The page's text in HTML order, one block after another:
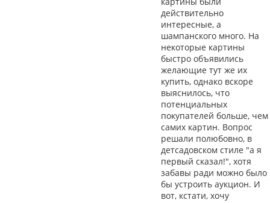
действительно
интересные, а
шампанского много. На
некоторые картины
быстро объявились
желающие тут же их
купить, однако вскоре
выяснилось, что
потенциальных
покупателей больше, чем
самих картин. Вопрос
решали полюбовно, в
детсадовском стиле "а я
первый сказал!", хотя
забавы ради можно было
бы устроить аукцион. И
вот, кстати, хочу